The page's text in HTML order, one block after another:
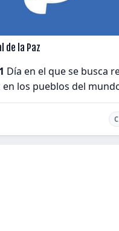
de la Paz
Día en el que se busca
en los pueblos del